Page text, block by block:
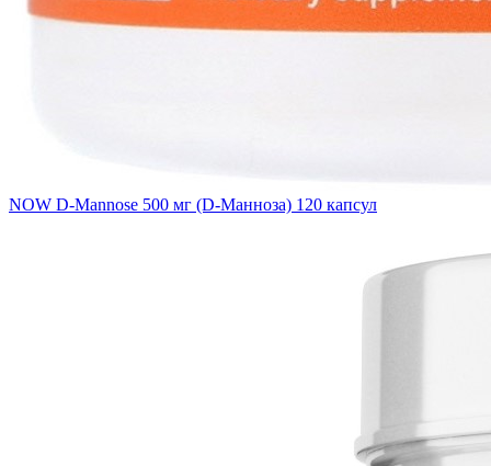
NOW D-Mannose 500 мг (D-Манноза) 120 капсул